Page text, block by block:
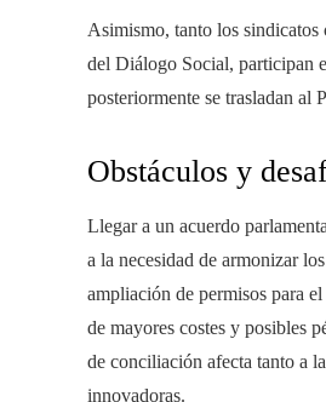
Asimismo, tanto los sindicatos
del Diálogo Social, participan
posteriormente se trasladan al
Obstáculos y
Llegar a un acuerdo
a la necesidad de armonizar
ampliación de permisos para
de mayores costes y posibles
de conciliación afecta tanto a
innovadoras.